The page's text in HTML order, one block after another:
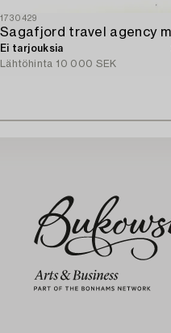
1730429
Ei tarjouksia
Lähtöhinta 10 000 SEK